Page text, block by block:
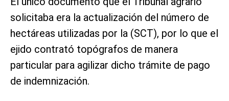
solicitaba era la actualización del número de
hectáreas utilizadas por la (SCT), por lo que el
ejido contrató topógrafos de manera
particular para agilizar dicho trámite de pago
de indemnización.